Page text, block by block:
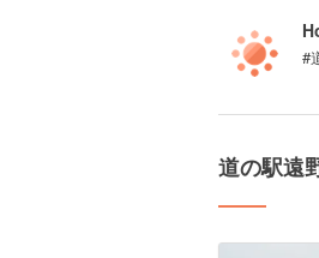
#
道の駅遠